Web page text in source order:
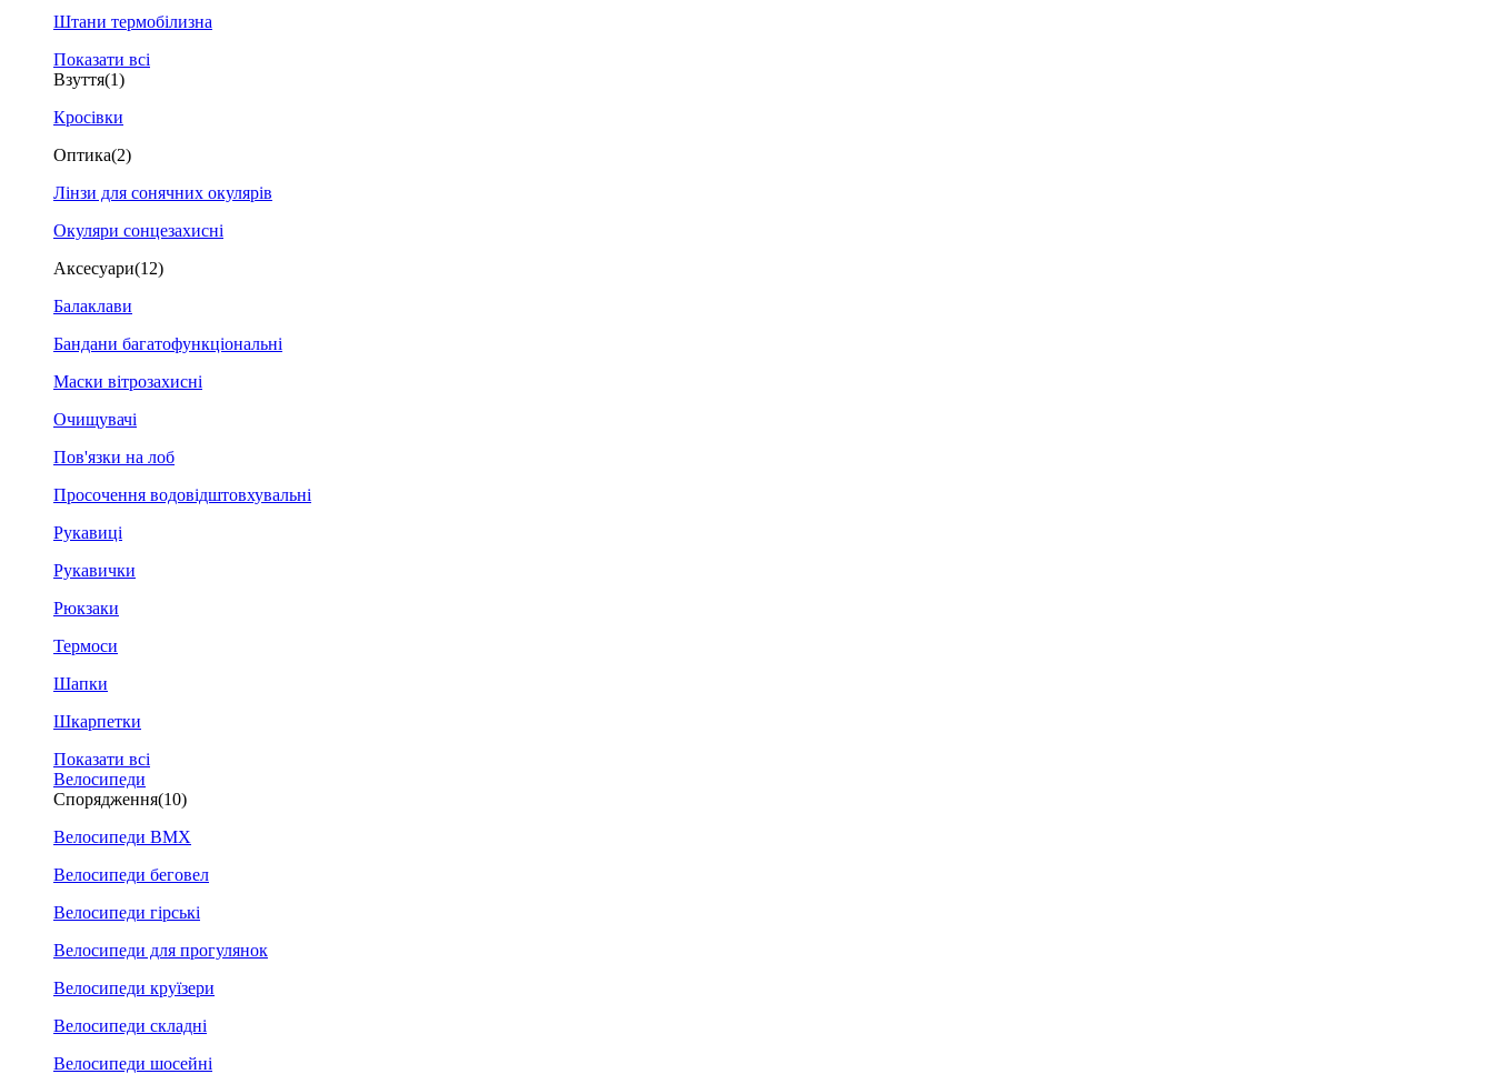
Штани термобілизна
Показати всі
Взуття(1)
Кросівки
Оптика(2)
Лінзи для сонячних окулярів
Окуляри сонцезахисні
Аксесуари(12)
Балаклави
Бандани багатофункціональні
Маски вітрозахисні
Очищувачі
Пов'язки на лоб
Просочення водовідштовхувальні
Рукавиці
Рукавички
Рюкзаки
Термоси
Шапки
Шкарпетки
Показати всі
Велосипеди
Спорядження(10)
Велосипеди BMX
Велосипеди беговел
Велосипеди гірські
Велосипеди для прогулянок
Велосипеди круїзери
Велосипеди складні
Велосипеди шосейні